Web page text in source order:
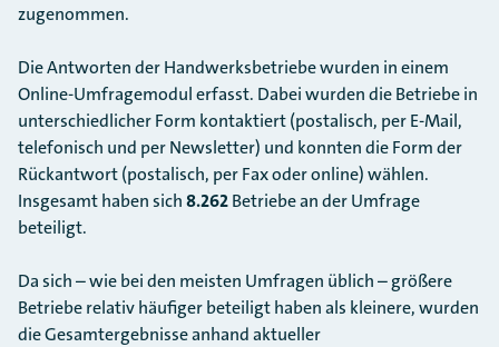
zugenommen.
Die Antworten der Handwerksbetriebe wurden in einem
Online-Umfragemodul erfasst. Dabei wurden die Betriebe in
unterschiedlicher Form kontaktiert (postalisch, per E-Mail,
telefonisch und per Newsletter) und konnten die Form der
Rückantwort (postalisch, per Fax oder online) wählen.
Insgesamt haben sich8.262Betriebe an der Umfrage
beteiligt.
Da sich – wie bei den meisten Umfragen üblich – größere
Betriebe relativ häufiger beteiligt haben als kleinere, wurden
die Gesamtergebnisse anhand aktueller